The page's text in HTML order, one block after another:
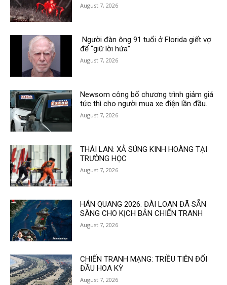
August 7, 2026
Người đàn ông 91 tuổi ở Florida giết vợ
để “giữ lời hứa”
August 7, 2026
Newsom công bố chương trình giảm giá
tức thì cho người mua xe điện lần đầu.
August 7, 2026
THÁI LAN: XẢ SÚNG KINH HOÀNG TẠI
TRƯỜNG HỌC
August 7, 2026
HÁN QUANG 2026: ĐÀI LOAN ĐÃ SẴN
SÀNG CHO KỊCH BẢN CHIẾN TRANH
August 7, 2026
CHIẾN TRANH MẠNG: TRIỀU TIÊN ĐỐI
ĐẦU HOA KỲ
August 7, 2026